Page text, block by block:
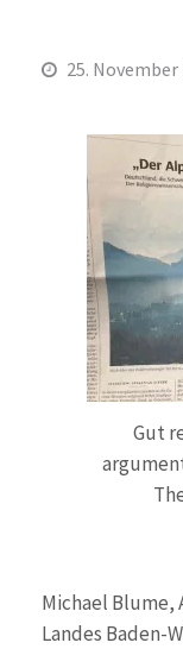
25. November
Gut
Michael
Landes